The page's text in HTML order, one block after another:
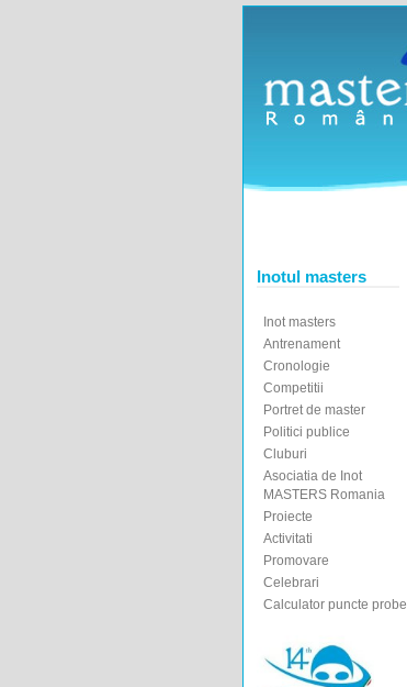
Inotul masters
Inot masters
Antrenament
Cronologie
Competitii
Portret de master
Politici publice
Cluburi
Asociatia de Inot
MASTERS Romania
Proiecte
Activitati
Promovare
Celebrari
Calculator puncte probe